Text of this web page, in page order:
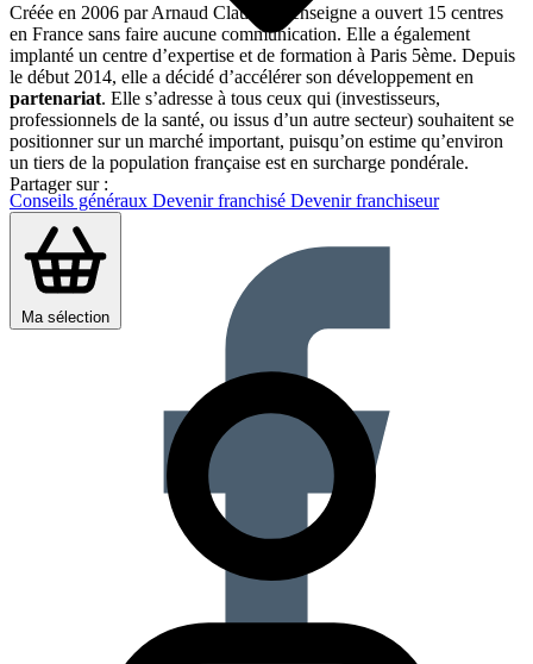
Conseils généraux Devenir franchisé Devenir franchiseur
Ma sélection
Créée en 2006 par Arnaud Claudel, l’enseigne a ouvert 15 centres
en France sans faire aucune communication. Elle a également
implanté un centre d’expertise et de formation à Paris 5ème. Depuis
le début 2014, elle a décidé d’accélérer son développement en
partenariat. Elle s’adresse à tous ceux qui (investisseurs,
professionnels de la santé, ou issus d’un autre secteur) souhaitent se
positionner sur un marché important, puisqu’on estime qu’environ
un tiers de la population française est en surcharge pondérale.
Partager sur :